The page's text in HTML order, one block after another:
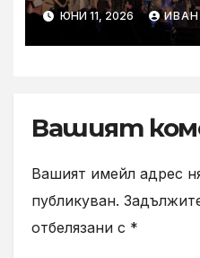
най-големия
фестивал у
ЮНИ 11, 2026
Вашият
Вашият имейл адрес
публикуван.
отбелязани с *